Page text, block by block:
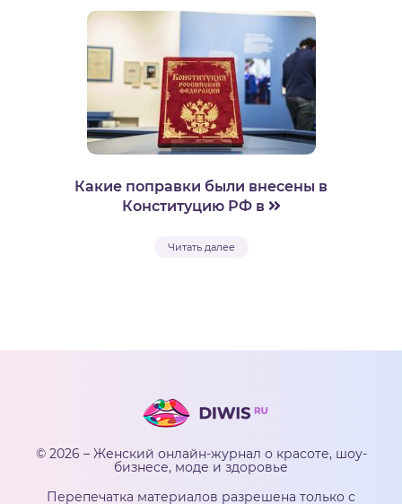
Какие поправки были внесены в
Конституцию РФ в
Читать далее
© 2026 – Женский онлайн-журнал о красоте, шоу-
бизнесе, моде и здоровье
Перепечатка материалов разрешена только с